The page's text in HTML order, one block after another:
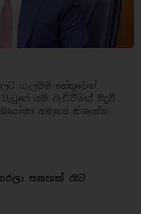
ගැලපීම හේතුවෙන්
යම් වැඩිවීමක් සිදුවී
අමාත්‍ය නිශාන්ත
පනහක් රෑට